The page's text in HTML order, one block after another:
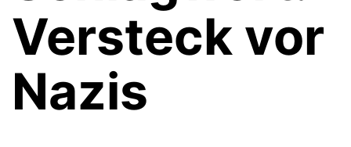
Versteck vor
Nazis